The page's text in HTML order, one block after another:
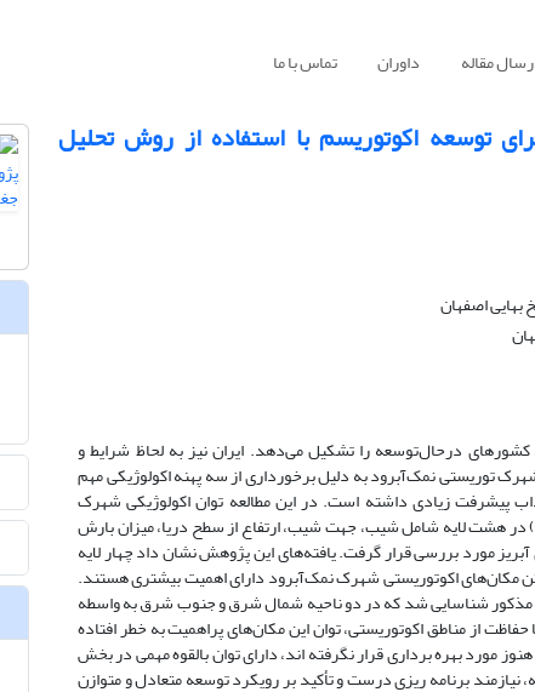
مقاله داوران تماس با ما
توسعه اکوتوریسم با استفاده از روش تحلیل
اصفهان
درحال‌توسعه را تشکیل می‌دهد. ایران نیز به لحاظ شرایط و
توریستی نمک‌آبرود به دلیل برخورداری از سه پهنه اکولوژیکی مهم
زیادی داشته است. در این مطالعه توان اکولوژیکی شهرک
نمک‌آبرود با روش تحلیل سلسله‌مراتبی (AHP) و سیستم اطلاعات جغرافیایی (GIS) در هشت لایه شامل شیب، جهت شیب، ارتفاع از سطح دریا، میزان‌ بارش
مورد بررسی قرار گرفت. یافته‌های این پژوهش نشان داد چهار لایه
مکان‌های اکوتوریستی شهرک نمک‌آبرود دارای اهمیت بیشتری هستند.
مذکور شناسایی شد که در دو ناحیه شمال شرق و جنوب شرق به واسطه
از مناطق اکوتوریستی، توان این مکان‌های پراهمیت به خطر افتاده
بهره برداری قرار نگرفته اند، دارای توان بالقوه مهمی در بخش
نیازمند برنامه ریزی درست و تأکید بر رویکرد توسعه متعادل و متوازن